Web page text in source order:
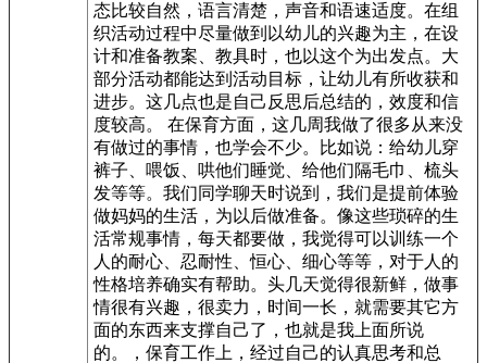
态比较自然，语言清楚，声音和语速适度。在组
织活动过程中尽量做到以幼儿的兴趣为主，在设
计和准备教案、教具时，也以这个为出发点。大
部分活动都能达到活动目标，让幼儿有所收获和
进步。这几点也是自己反思后总结的，效度和信
度较高。 在保育方面，这几周我做了很多从来没
有做过的事情，也学会不少。比如说：给幼儿穿
裤子、喂饭、哄他们睡觉、给他们隔毛巾、梳头
发等等。我们同学聊天时说到，我们是提前体验
做妈妈的生活，为以后做准备。像这些琐碎的生
活常规事情，每天都要做，我觉得可以训练一个
人的耐心、忍耐性、恒心、细心等等，对于人的
性格培养确实有帮助。头几天觉得很新鲜，做事
情很有兴趣，很卖力，时间一长，就需要其它方
面的东西来支撑自己了，也就是我上面所说
的。，保育工作上，经过自己的认真思考和总